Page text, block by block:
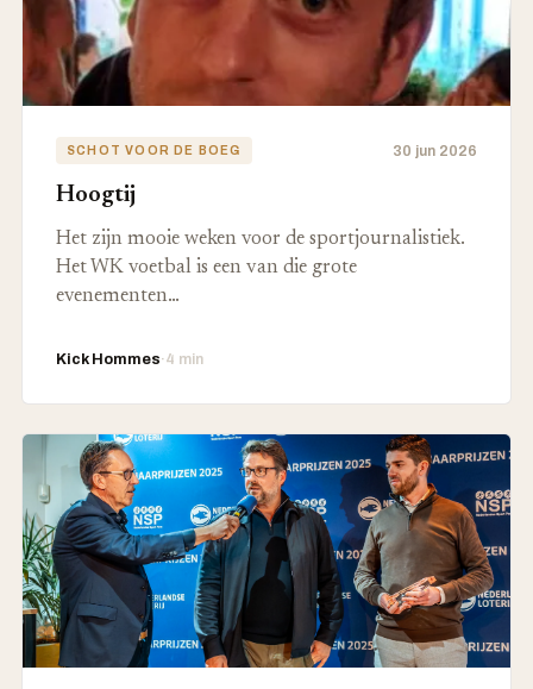
SCHOT VOOR DE BOEG 30 jun 2026
Hoogtij
Het zijn mooie weken voor de sportjournalistiek.
Het WK voetbal is een van die grote
evenementen…
Kick Hommes·4 min